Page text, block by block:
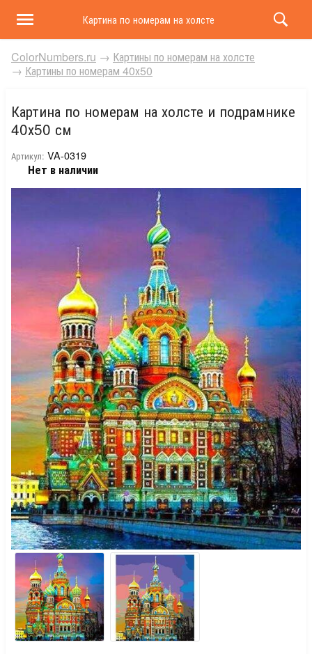
Картина по номерам на холсте и подрамнике 40х50
ColorNumbers.ru → Картины по номерам на холсте
→ Картины по номерам 40х50
Картина по номерам на холсте и подрамнике
40х50 см
Артикул: VA-0319
Нет в наличии